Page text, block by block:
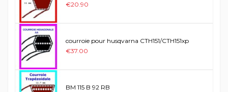
€20.90
courroie pour husqvarna CTH151/CTH151xp
€37.00
BM 115 B 92 RB